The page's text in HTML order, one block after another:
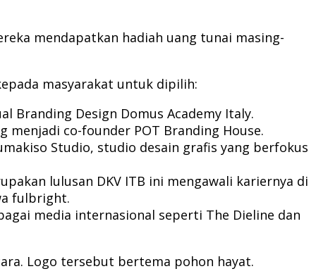
mendapatkan hadiah uang tunai masing-
masyarakat untuk dipilih:
Branding Design Domus Academy Italy.
menjadi co-founder POT Branding House.
Studio, studio desain grafis yang berfokus
lulusan DKV ITB ini mengawali kariernya di
fulbright.
media internasional seperti The Dieline dan
Logo tersebut bertema pohon hayat.